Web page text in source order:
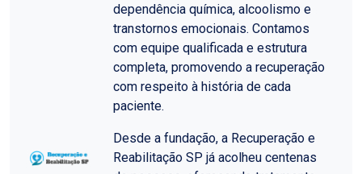
dependência química, alcoolismo e
transtornos emocionais. Contamos
com equipe qualificada e estrutura
completa, promovendo a recuperação
com respeito à história de cada
paciente.
Desde a fundação, a Recuperação e
Reabilitação SP já acolheu centenas